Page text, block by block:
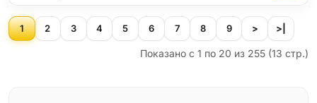
1 2 3 4 5 6 7 8 9 > >|
Показано с 1 по 20 из 255 (13 стр.)